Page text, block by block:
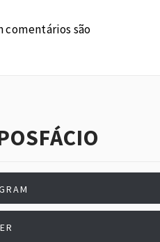
comentários são